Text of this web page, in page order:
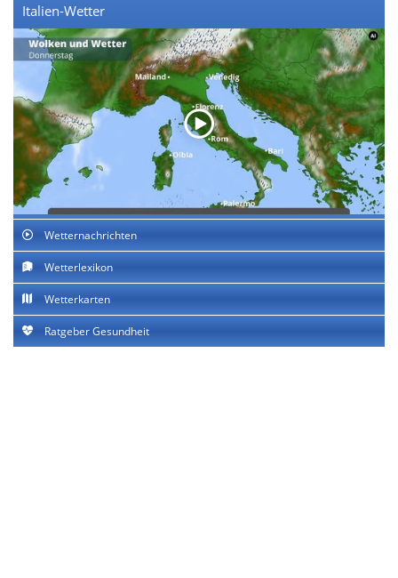
Italien-Wetter
Wetternachrichten
Wetterlexikon
Wetterkarten
Ratgeber Gesundheit